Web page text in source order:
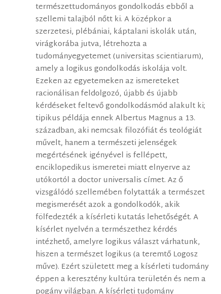
természettudományos gondolkodás ebből a
szellemi talajból nőtt ki. A középkor a
szerzetesi, plébániai, káptalani iskolák után,
virágkorába jutva, létrehozta a
tudományegyetemet (universitas scientiarum),
amely a logikus gondolkodás iskolája volt.
Ezeken az egyetemeken az ismereteket
racionálisan feldolgozó, újabb és újabb
kérdéseket feltevő gondolkodásmód alakult ki;
tipikus példája ennek Albertus Magnus a 13.
században, aki nemcsak filozófiát és teológiát
művelt, hanem a természeti jelenségek
megértésének igényével is fellépett,
enciklopedikus ismeretei miatt elnyerve az
utókortól a doctor universalis címet. Az ő
vizsgálódó szellemében folytatták a természet
megismerését azok a gondolkodók, akik
fölfedezték a kísérleti kutatás lehetőségét. A
kísérlet nyelvén a természethez kérdés
intézhető, amelyre logikus választ várhatunk,
hiszen a természet logikus (a teremtő Logosz
műve). Ezért született meg a kísérleti tudomány
éppen a keresztény kultúra területén és nem a